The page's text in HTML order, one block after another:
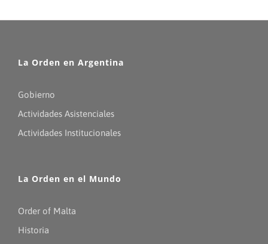
La Orden en Argentina
Gobierno
Actividades Asistenciales
Actividades Institucionales
La Orden en el Mundo
Order of Malta
Historia